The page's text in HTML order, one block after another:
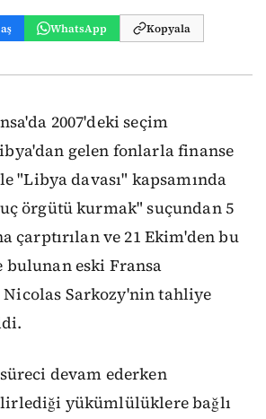
WhatsApp Kopyala
2007'deki seçim
gelen fonlarla finanse
"Libya davası" kapsamında
örgütü kurmak" suçundan 5
çarptırılan ve 21 Ekim'den bu
bulunan eski Fransa
Nicolas Sarkozy'nin tahliye
devam ederken
yükümlülüklere bağlı